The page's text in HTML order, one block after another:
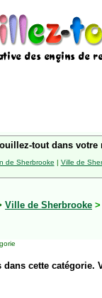
tout dans votre
de Sherbrooke | Ville de
Ville de Sherbrooke
dans cette